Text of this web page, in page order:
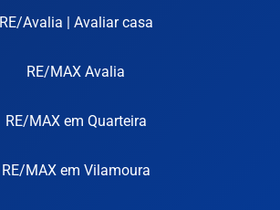
RE/Avalia | Avaliar casa
RE/MAX Avalia
RE/MAX em Quarteira
RE/MAX em Vilamoura